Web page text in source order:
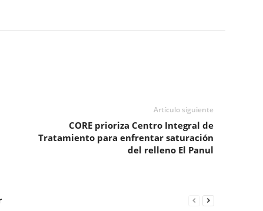
Artículo siguiente
CORE prioriza Centro Integral de
Tratamiento para enfrentar saturación
del relleno El Panul